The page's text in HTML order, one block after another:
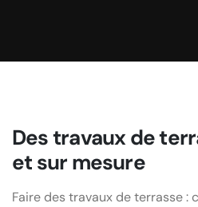
Des travaux de
et sur mesure
Faire des travaux de terrasse